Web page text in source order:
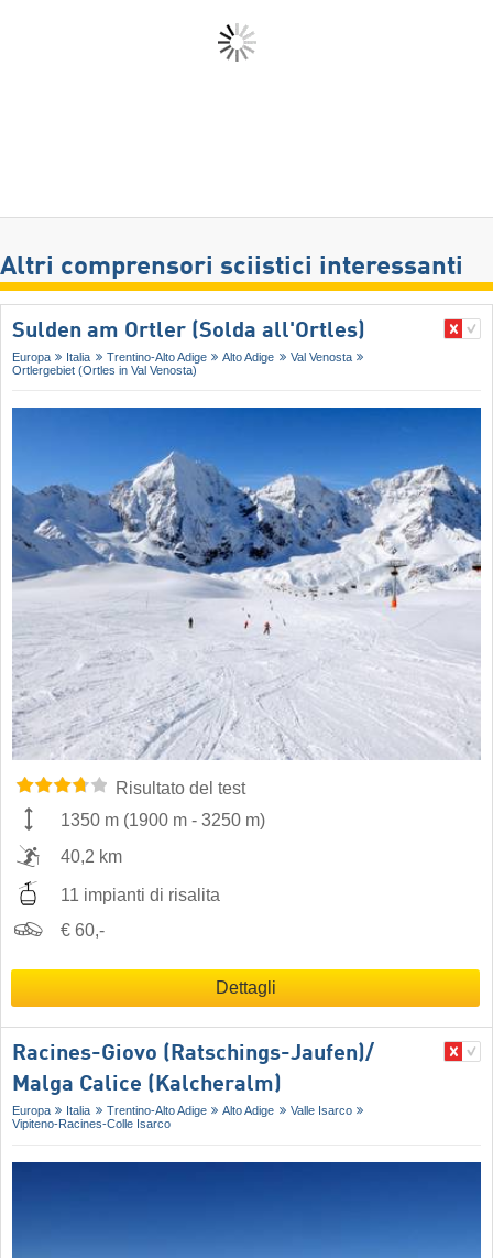
Altri comprensori sciistici interessanti
Sulden am Ortler (Solda all'Ortles)
Europa Italia Trentino-Alto Adige Alto Adige
Val Venosta
Ortlergebiet (Ortles in Val Venosta)
Risultato del test
1350 m (1900 m - 3250 m)
40,2 km
11 impianti di risalita
€ 60,-
Dettagli
Racines-Giovo (Ratschings-Jaufen)/​
Malga Calice (Kalcheralm)
Europa Italia Trentino-Alto Adige Alto Adige
Valle Isarco
Vipiteno-Racines-Colle Isarco